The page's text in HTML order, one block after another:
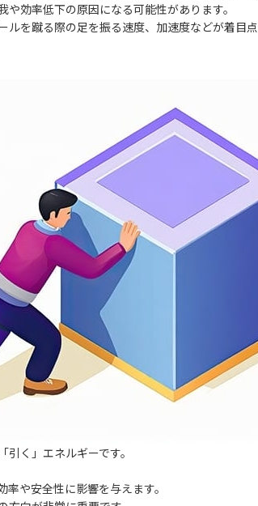
効率低下の原因になる可能性があります。
を蹴る際の足を振る速度、加速度などが着目点
く」エネルギーです。
や安全性に影響を与えます。